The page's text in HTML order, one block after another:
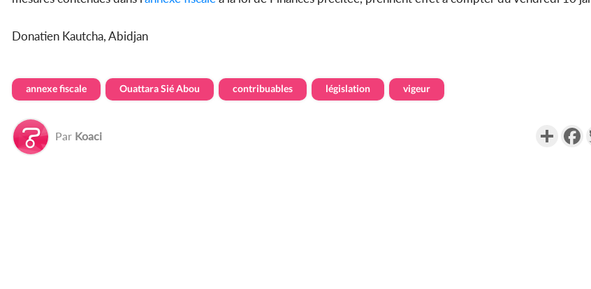
Donatien Kautcha, Abidjan
annexe fiscale Ouattara Sié Abou contribuables législation vigeur
Par Koaci